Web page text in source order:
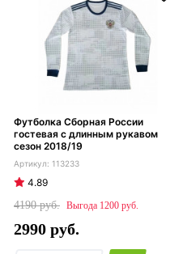
Футболка Сборная России
гостевая с длинным рукавом
сезон 2018/19
113233
4.89
4190
1200
2990